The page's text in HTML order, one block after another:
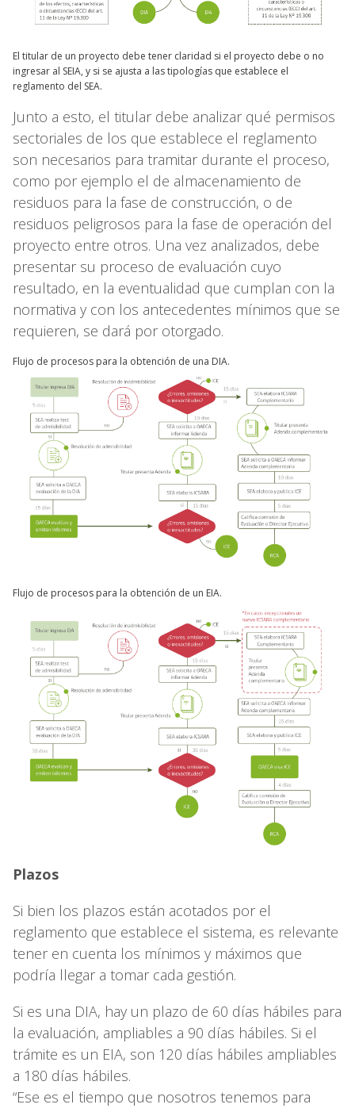
El titular de un proyecto debe tener claridad si el proyecto debe o no
ingresar al SEIA, y si se ajusta a las tipologías que establece el
reglamento del SEA.
Junto a esto, el titular debe analizar qué permisos
sectoriales de los que establece el reglamento
son necesarios para tramitar durante el proceso,
como por ejemplo el de almacenamiento de
residuos para la fase de construcción, o de
residuos peligrosos para la fase de operación del
proyecto entre otros. Una vez analizados, debe
presentar su proceso de evaluación cuyo
resultado, en la eventualidad que cumplan con la
normativa y con los antecedentes mínimos que se
requieren, se dará por otorgado.
Flujo de procesos para la obtención de una DIA.
Flujo de procesos para la obtención de un EIA.
Plazos
Si bien los plazos están acotados por el
reglamento que establece el sistema, es relevante
tener en cuenta los mínimos y máximos que
podría llegar a tomar cada gestión.
Si es una DIA, hay un plazo de 60 días hábiles para
la evaluación, ampliables a 90 días hábiles. Si el
trámite es un EIA, son 120 días hábiles ampliables
a 180 días hábiles.
“Ese es el tiempo que nosotros tenemos para